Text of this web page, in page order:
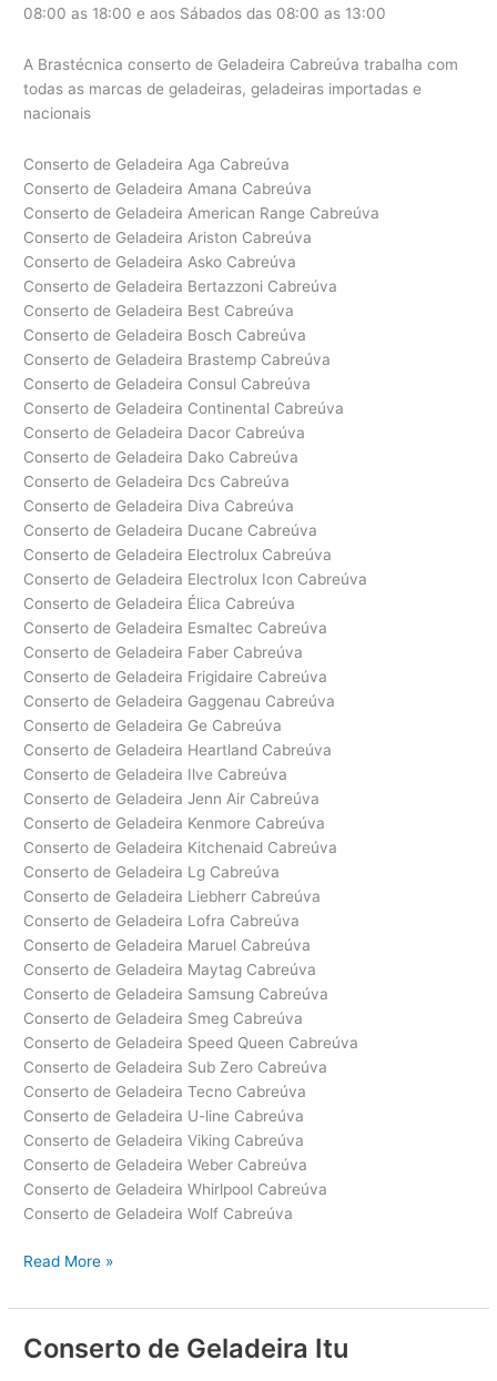
08:00 as 18:00 e aos Sábados das 08:00 as 13:00
A Brastécnica conserto de Geladeira Cabreúva trabalha com
todas as marcas de geladeiras, geladeiras importadas e
nacionais
Conserto de Geladeira Aga Cabreúva
Conserto de Geladeira Amana Cabreúva
Conserto de Geladeira American Range Cabreúva
Conserto de Geladeira Ariston Cabreúva
Conserto de Geladeira Asko Cabreúva
Conserto de Geladeira Bertazzoni Cabreúva
Conserto de Geladeira Best Cabreúva
Conserto de Geladeira Bosch Cabreúva
Conserto de Geladeira Brastemp Cabreúva
Conserto de Geladeira Consul Cabreúva
Conserto de Geladeira Continental Cabreúva
Conserto de Geladeira Dacor Cabreúva
Conserto de Geladeira Dako Cabreúva
Conserto de Geladeira Dcs Cabreúva
Conserto de Geladeira Diva Cabreúva
Conserto de Geladeira Ducane Cabreúva
Conserto de Geladeira Electrolux Cabreúva
Conserto de Geladeira Electrolux Icon Cabreúva
Conserto de Geladeira Élica Cabreúva
Conserto de Geladeira Esmaltec Cabreúva
Conserto de Geladeira Faber Cabreúva
Conserto de Geladeira Frigidaire Cabreúva
Conserto de Geladeira Gaggenau Cabreúva
Conserto de Geladeira Ge Cabreúva
Conserto de Geladeira Heartland Cabreúva
Conserto de Geladeira Ilve Cabreúva
Conserto de Geladeira Jenn Air Cabreúva
Conserto de Geladeira Kenmore Cabreúva
Conserto de Geladeira Kitchenaid Cabreúva
Conserto de Geladeira Lg Cabreúva
Conserto de Geladeira Liebherr Cabreúva
Conserto de Geladeira Lofra Cabreúva
Conserto de Geladeira Maruel Cabreúva
Conserto de Geladeira Maytag Cabreúva
Conserto de Geladeira Samsung Cabreúva
Conserto de Geladeira Smeg Cabreúva
Conserto de Geladeira Speed Queen Cabreúva
Conserto de Geladeira Sub Zero Cabreúva
Conserto de Geladeira Tecno Cabreúva
Conserto de Geladeira U-line Cabreúva
Conserto de Geladeira Viking Cabreúva
Conserto de Geladeira Weber Cabreúva
Conserto de Geladeira Whirlpool Cabreúva
Conserto de Geladeira Wolf Cabreúva
Conserto
Geladeira
Read More »
Conserto de Geladeira Itu